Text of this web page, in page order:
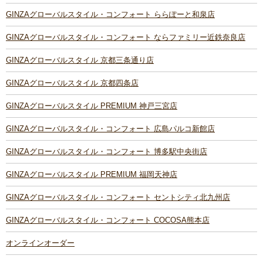
GINZAグローバルスタイル・コンフォート ららぽーと和泉店
GINZAグローバルスタイル・コンフォート ならファミリー近鉄奈良店
GINZAグローバルスタイル 京都三条通り店
GINZAグローバルスタイル 京都四条店
GINZAグローバルスタイル PREMIUM 神戸三宮店
GINZAグローバルスタイル・コンフォート 広島パルコ新館店
GINZAグローバルスタイル・コンフォート 博多駅中央街店
GINZAグローバルスタイル PREMIUM 福岡天神店
GINZAグローバルスタイル・コンフォート セントシティ北九州店
GINZAグローバルスタイル・コンフォート COCOSA熊本店
オンラインオーダー